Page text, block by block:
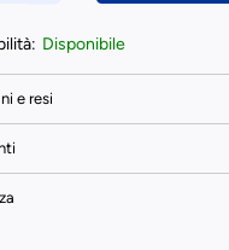
Disponibile
e resi